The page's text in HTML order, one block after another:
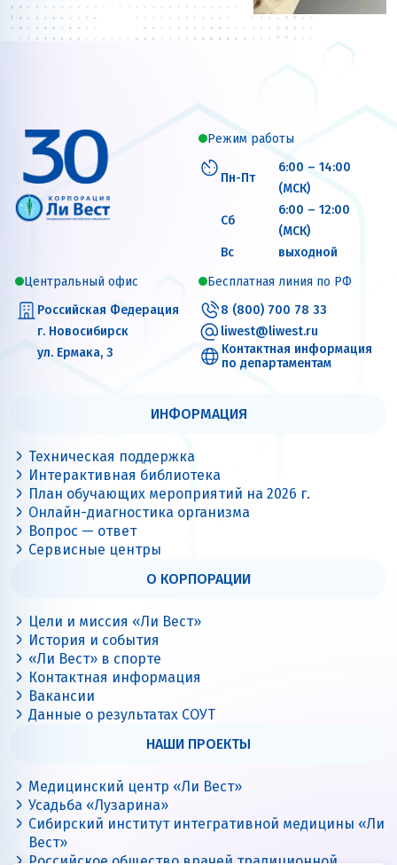
Режим работы
Пн-Пт
6:00 – 14:00
(МСК)
Сб
6:00 – 12:00
(МСК)
Вс
выходной
Центральный офис
Российская Федерация
г. Новосибирск
ул. Ермака, 3
Бесплатная линия по РФ
8 (800) 700 78 33
liwest@liwest.ru
Контактная информация
по департаментам
ИНФОРМАЦИЯ
Техническая поддержка
Интерактивная библиотека
План обучающих мероприятий на 2026 г.
Онлайн-диагностика организма
Вопрос — ответ
Сервисные центры
О КОРПОРАЦИИ
Цели и миссия «Ли Вест»
История и события
«Ли Вест» в спорте
Контактная информация
Вакансии
Данные о результатах СОУТ
НАШИ ПРОЕКТЫ
Медицинский центр «Ли Вест»
Усадьба «Лузарина»
Сибирский институт интегративной медицины «Ли
Вест»
Российское общество врачей традиционной